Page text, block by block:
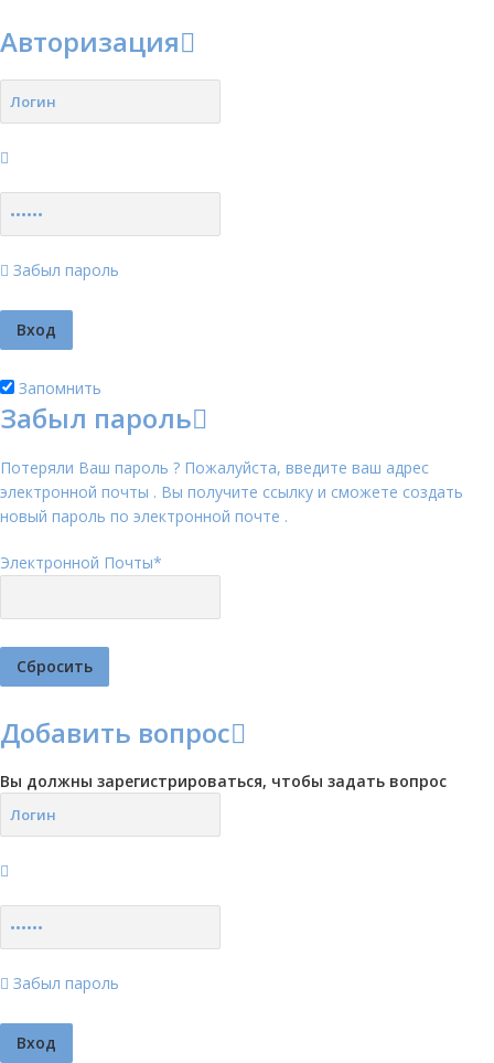
Авторизация
Забыл пароль
Запомнить
Забыл пароль
Потеряли Ваш пароль ? Пожалуйста, введите ваш адрес
электронной почты . Вы получите ссылку и сможете создать
новый пароль по электронной почте .
Электронной Почты*
Добавить вопрос
Вы должны зарегистрироваться, чтобы задать вопрос
Забыл пароль